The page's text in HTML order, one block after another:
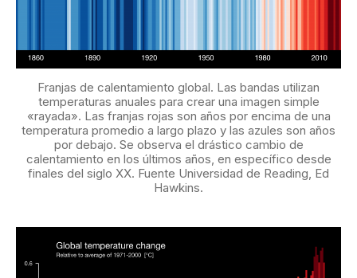
Franjas de calentamiento global. Las bandas utilizan
temperaturas anuales para crear una imagen simple
«rayada». Las franjas rojas son años por encima de una
temperatura promedio a largo plazo y las azules son años
por debajo. Se observa el drástico cambio de
calentamiento en los últimos años, en específico desde
finales del siglo XX. Fuente Universidad de Reading, Ed
Hawkins.